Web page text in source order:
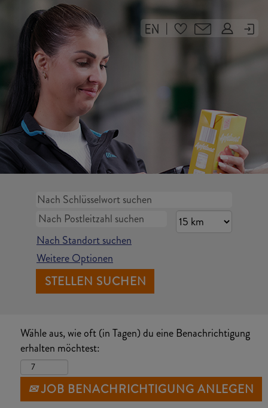
|
Nach Standort suchen
Weitere Optionen
Wähle aus, wie oft (in Tagen) du eine Benachrichtigung
erhalten möchtest:
JOB BENACHRICHTIGUNG ANLEGEN